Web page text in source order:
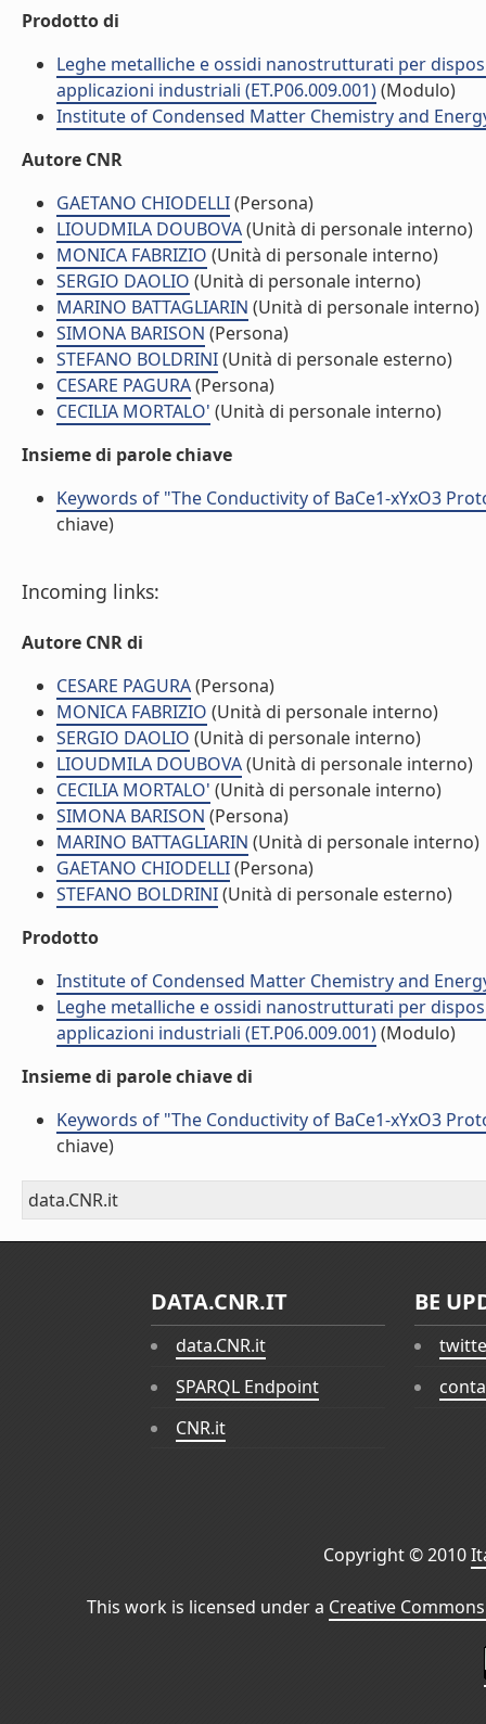
Prodotto di
Leghe metalliche e ossidi nanostrutturati per
applicazioni industriali (ET.P06.009.001)(Modulo)
Institute of Condensed Matter Chemistry and
Autore CNR
GAETANO CHIODELLI(Persona)
LIOUDMILA DOUBOVA(Unità di personale interno)
MONICA FABRIZIO (Unità di personale interno)
SERGIO DAOLIO (Unità di personale interno)
MARINO BATTAGLIARIN (Unità di personale interno)
SIMONA BARISON (Persona)
STEFANO BOLDRINI(Unità di personale esterno)
CESARE PAGURA(Persona)
CECILIA MORTALO' (Unità di personale interno)
Insieme di parole chiave
Keywords of "The Conductivity of BaCe1-xYxO3
chiave)
Incoming links:
Autore CNR di
CESARE PAGURA(Persona)
MONICA FABRIZIO (Unità di personale interno)
SERGIO DAOLIO (Unità di personale interno)
LIOUDMILA DOUBOVA(Unità di personale interno)
CECILIA MORTALO' (Unità di personale interno)
SIMONA BARISON (Persona)
MARINO BATTAGLIARIN (Unità di personale interno)
GAETANO CHIODELLI(Persona)
STEFANO BOLDRINI(Unità di personale esterno)
Prodotto
Institute of Condensed Matter Chemistry and
Leghe metalliche e ossidi nanostrutturati per
applicazioni industriali (ET.P06.009.001)(Modulo)
Insieme di parole chiave di
Keywords of "The Conductivity of BaCe1-xYxO3
chiave)
data.CNR.it
DATA.CNR.IT
data.CNR.it
SPARQL Endpoint
CNR.it
BE
Copyright © 2010
This work is licensed under a Creative